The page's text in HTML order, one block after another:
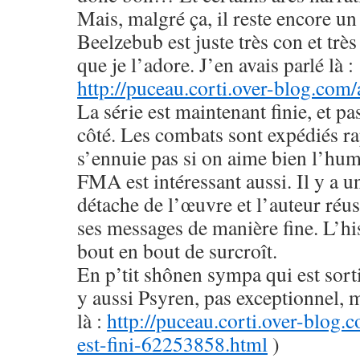
Mais, malgré ça, il reste encore
Beelzebub est juste très con et
que je l’adore. J’en avais parlé là :
http://puceau.corti.over-
La série est maintenant finie, et
côté. Les combats sont expédiés
s’ennuie pas si on aime bien
FMA est intéressant aussi. Il y a
détache de l’œuvre et l’auteur
ses messages de manière fine.
bout en bout de surcroît.
En p’tit shônen sympa qui est
y aussi Psyren, pas exceptionnel,
là : http://puceau.corti.over-
est-fini-62253858.html )